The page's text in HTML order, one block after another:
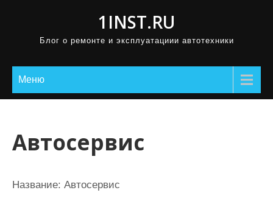
1INST.RU
Блог о ремонте и эксплуатациии автотехники
Меню
Автосервис
Название: Автосервис